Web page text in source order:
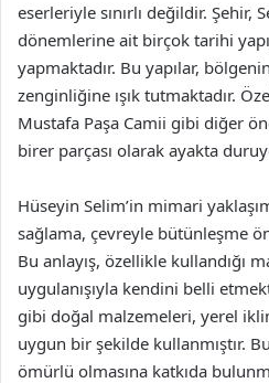
eserleriyle sınırlı değildir. Şehir,
dönemlerine ait birçok tarihi
yapmaktadır. Bu yapılar,
zenginliğine ışık tutmaktadır.
Mustafa Paşa Camii gibi diğer
birer parçası olarak ayakta
Hüseyin Selim’in mimari
sağlama, çevreyle bütünleşme
Bu anlayış, özellikle kullandığı
uygulanışıyla kendini belli
gibi doğal malzemeleri, yerel
uygun bir şekilde kullanmıştır.
ömürlü olmasına katkıda